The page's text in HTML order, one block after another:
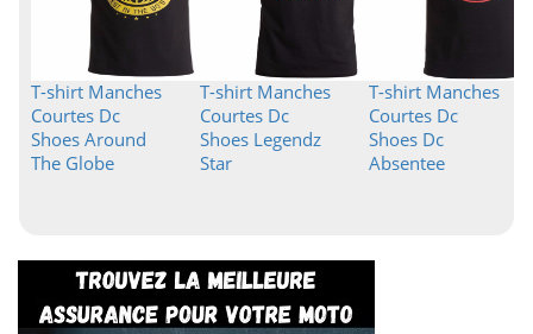
T-shirt Manches
Courtes Dc
Shoes Around
The Globe
T-shirt Manches
Courtes Dc
Shoes Legendz
Star
T-shirt Manches
Courtes Dc
Shoes Dc
Absentee